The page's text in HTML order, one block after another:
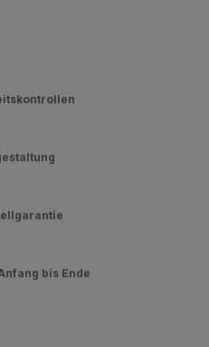
bis Ende